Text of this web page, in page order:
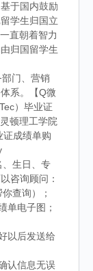
于国内鼓励
学生归国立
直朝着智力
归国留学生
门、营销
系。【Q微
）毕业证
顿理工学院
证成绩单购
生日、专
咨询顾问：
查询）；
单电子图；
以后发送给
认信息无误